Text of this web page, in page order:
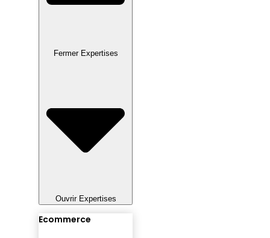
Fermer Expertises
Ouvrir Expertises
Ecommerce